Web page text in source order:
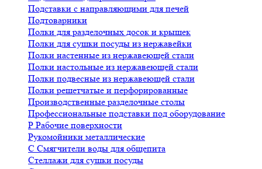
Подставки с направляющими для печей
Подтоварники
Полки для разделочных досок и крышек
Полки для сушки посуды из нержавейки
Полки настенные из нержавеющей стали
Полки настольные из нержавеющей стали
Полки подвесные из нержавеющей стали
Полки решетчатые и перфорированные
Производственные разделочные столы
Профессиональные подставки под оборудование
Р Рабочие поверхности
Рукомойники металлические
С Смягчители воды для общепита
Стеллажи для сушки посуды